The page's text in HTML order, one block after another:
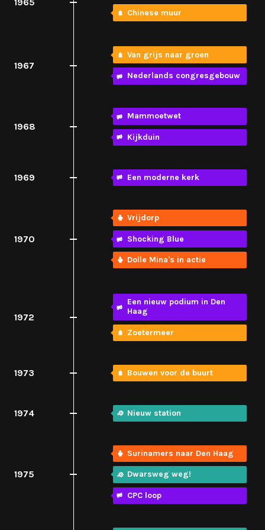
Chinese muur
1967
Van grijs naar groen
Nederlands congresgebouw
1968
Mammoetwet
Kijkduin
1969 Een moderne kerk
1970
Vrijdorp
Shocking Blue
Dolle Mina's in actie
1972
Een nieuw podium in Den
Haag
Zoetermeer
1973 Bouwen voor de buurt
1974 Nieuw station
1975
Surinamers naar Den Haag
Dwarsweg weg!
CPC loop